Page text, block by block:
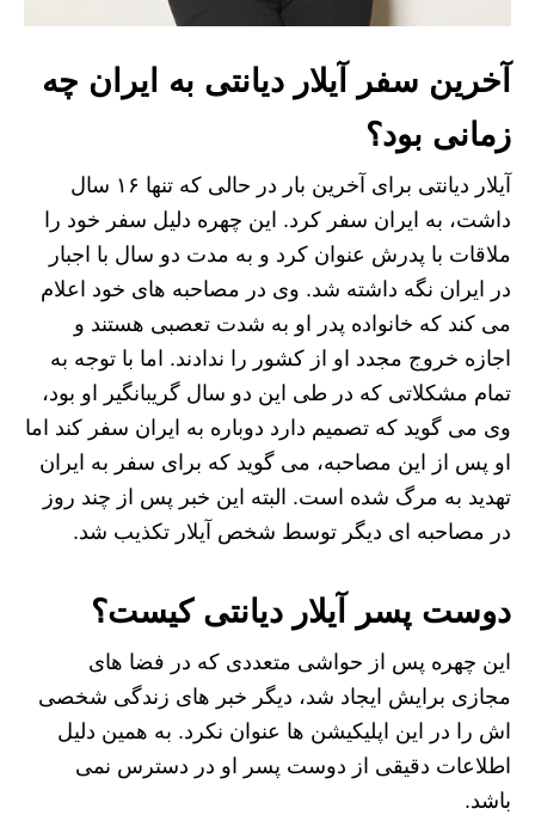
آخرین سفر آیلار دیانتی به ایران چه
زمانی بود؟
آیلار دیانتی برای آخرین بار در حالی که تنها ۱۶ سال
داشت، به ایران سفر کرد. این چهره دلیل سفر خود را
ملاقات با پدرش عنوان کرد و به مدت دو سال با اجبار
در ایران نگه داشته شد. وی در مصاحبه های خود اعلام
می کند که خانواده پدر او به شدت تعصبی هستند و
اجازه خروج مجدد او از کشور را ندادند. اما با توجه به
تمام مشکلاتی که در طی این دو سال گریبانگیر او بود،
وی می گوید که تصمیم دارد دوباره به ایران سفر کند اما
او پس از این مصاحبه، می گوید که برای سفر به ایران
تهدید به مرگ شده است. البته این خبر پس از چند روز
در مصاحبه ای دیگر توسط شخص آیلار تکذیب شد.
دوست پسر آیلار دیانتی کیست؟
این چهره پس از حواشی متعددی که در فضا های
مجازی برایش ایجاد شد، دیگر خبر های زندگی شخصی
اش را در این اپلیکیشن ها عنوان نکرد. به همین دلیل
اطلاعات دقیقی از دوست پسر او در دسترس نمی
باشد.